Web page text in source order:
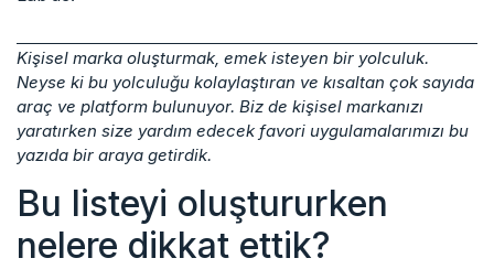
Kişisel marka oluşturmak, emek isteyen bir yolculuk.
Neyse ki bu yolculuğu kolaylaştıran ve kısaltan çok sayıda
araç ve platform bulunuyor. Biz de kişisel markanızı
yaratırken size yardım edecek favori uygulamalarımızı bu
yazıda bir araya getirdik.
Bu listeyi oluştururken
nelere dikkat ettik?